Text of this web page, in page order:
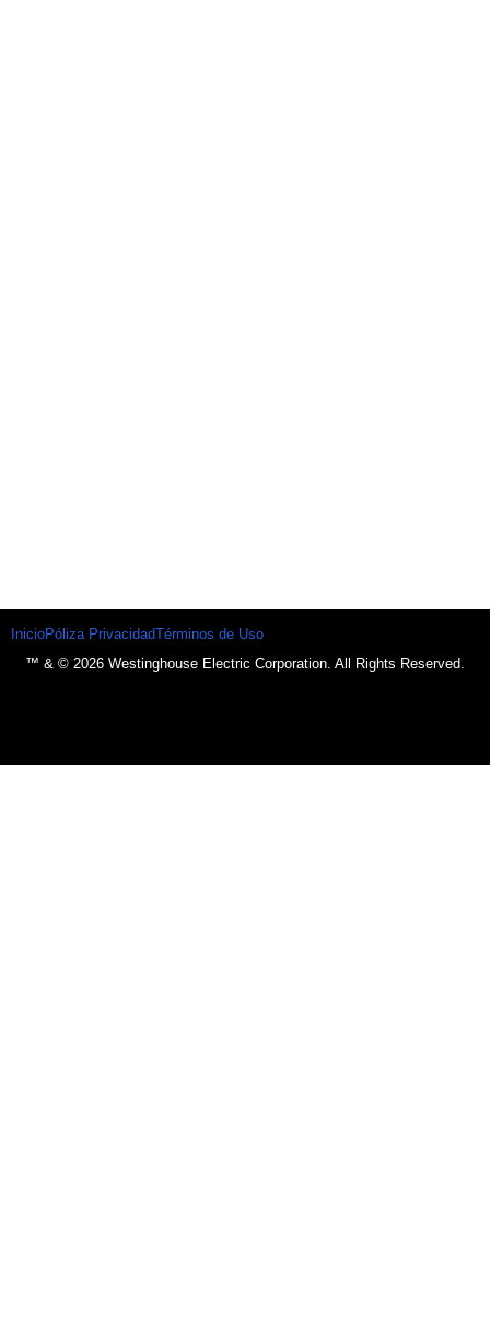
InicioPóliza PrivacidadTérminos de Uso
™ & © 2026 Westinghouse Electric Corporation. All Rights Reserved.